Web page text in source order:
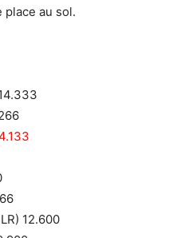
place au sol.
12.600